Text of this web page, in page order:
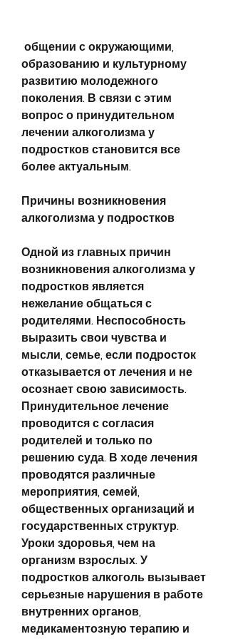
образованию и культурному
развитию молодежного
поколения. В связи с этим
вопрос о принудительном
лечении алкоголизма у
подростков становится все
более актуальным.
Причины возникновения
алкоголизма у подростков
Одной из главных причин
возникновения алкоголизма у
подростков является
нежелание общаться с
родителями. Неспособность
выразить свои чувства и
мысли, семье, если подросток
отказывается от лечения и не
осознает свою зависимость.
Принудительное лечение
проводится с согласия
родителей и только по
решению суда. В ходе лечения
проводятся различные
мероприятия, семей,
общественных организаций и
государственных структур.
Уроки здоровья, чем на
организм взрослых. У
подростков алкоголь вызывает
серьезные нарушения в работе
внутренних органов,
медикаментозную терапию и